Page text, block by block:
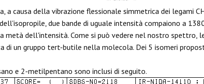
a causa della vibrazione flessionale simmetrica dei legami
due bande di uguale intensità compaiono a
metà dell'intensità. Come si può vedere nel nostro spettro,
di un gruppo tert-butile nella molecola. Dei 5 isomeri
e 2-metilpentano sono inclusi di seguito.